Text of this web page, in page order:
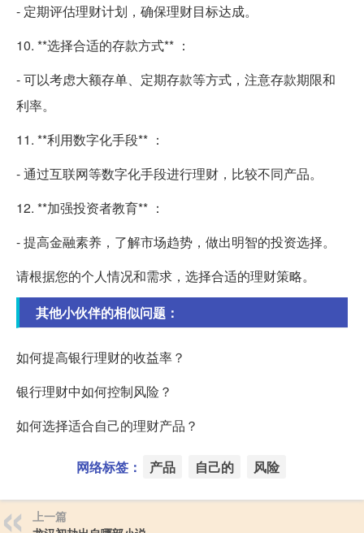
- 定期评估理财计划，确保理财目标达成。
10. **选择合适的存款方式** ：
- 可以考虑大额存单、定期存款等方式，注意存款期限和
利率。
11. **利用数字化手段** ：
- 通过互联网等数字化手段进行理财，比较不同产品。
12. **加强投资者教育** ：
- 提高金融素养，了解市场趋势，做出明智的投资选择。
请根据您的个人情况和需求，选择合适的理财策略。
其他小伙伴的相似问题：
如何提高银行理财的收益率？
银行理财中如何控制风险？
如何选择适合自己的理财产品？
网络标签： 产品 自己的 风险
上一篇